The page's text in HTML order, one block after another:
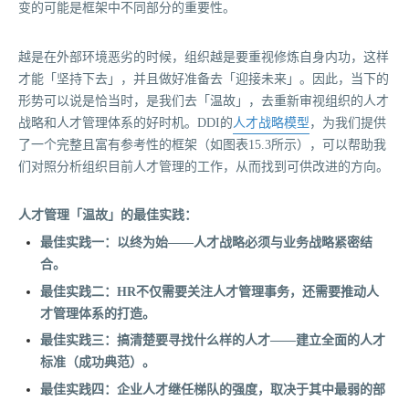
变的可能是框架中不同部分的重要性。
越是在外部环境恶劣的时候，组织越是要重视修炼自身内功，这样
才能「坚持下去」，并且做好准备去「迎接未来」。因此，当下的
形势可以说是恰当时，是我们去「温故」，去重新审视组织的人才
战略和人才管理体系的好时机。DDI的 人才战略模型 ，为我们提供
了一个完整且富有参考性的框架（如图表15.3所示），可以帮助我
们对照分析组织目前人才管理的工作，从而找到可供改进的方向。
人才管理「温故」的最佳实践：
最佳实践一：以终为始——人才战略必须与业务战略紧密结
合。
最佳实践二：HR不仅需要关注人才管理事务，还需要推动人
才管理体系的打造。
最佳实践三：搞清楚要寻找什么样的人才——建立全面的人才
标准（成功典范）。
最佳实践四：企业人才继任梯队的强度，取决于其中最弱的部